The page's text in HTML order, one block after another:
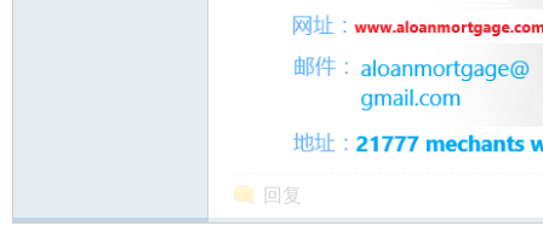
回复